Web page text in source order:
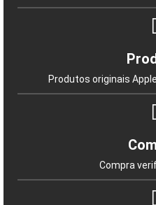
Produtos originais
Compra